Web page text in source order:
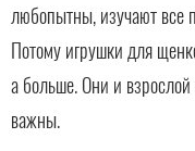
любопытны, изучают все
Потому игрушки для
а больше. Они и
важны.